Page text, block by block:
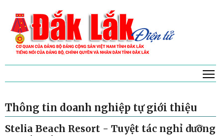
Thông tin doanh nghiệp tự giới thiệu
Stelia Beach Resort - Tuyệt tác nghỉ dưỡng